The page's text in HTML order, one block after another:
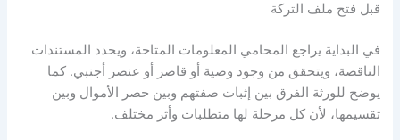
قبل فتح ملف التركة
في البداية يراجع المحامي المعلومات المتاحة، ويحدد المستندات
الناقصة، ويتحقق من وجود وصية أو قاصر أو عنصر أجنبي. كما
يوضح للورثة الفرق بين إثبات صفتهم وبين حصر الأموال وبين
تقسيمها، لأن كل مرحلة لها متطلبات وأثر مختلف.